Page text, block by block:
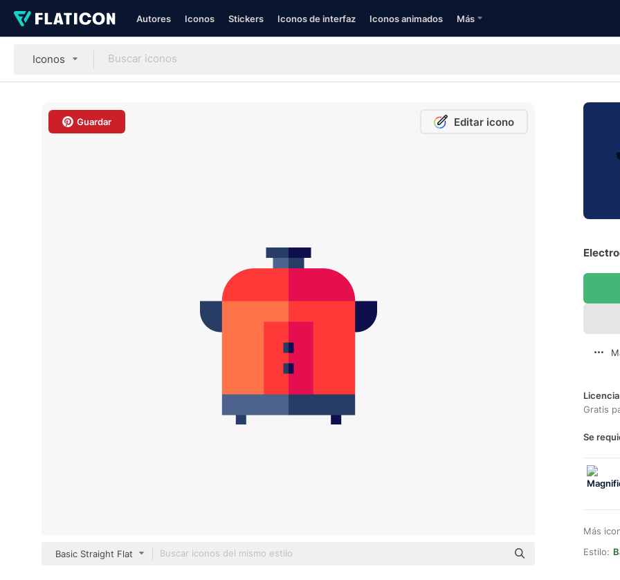
Autores Iconos Stickers Iconos de interfaz Iconos animados Más
Iconos
Guardar Editar icono
Basic Straight Flat
Gratis
Se
Más
Estilo: